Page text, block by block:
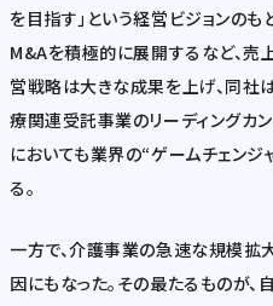
を目指す」という経営ビジョンのも
M&Aを積極的に展開するなど、売
営戦略は大きな成果を上げ、同社
療関連受託事業のリーディングカ
においても業界の“ゲームチェン
る。
一方で、介護事業の急速な規模拡
因にもなった。その最たるものが、